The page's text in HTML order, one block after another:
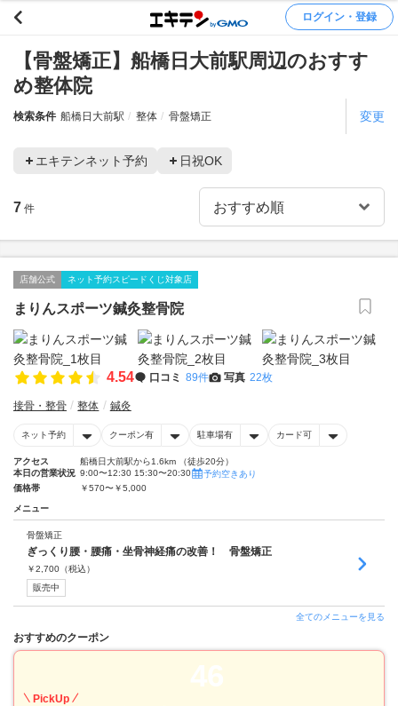
ログイン・登録
【骨盤矯正】船橋日大前駅周辺のおすす
め整体院
検索条件 船橋日大前駅 整体 骨盤矯正 変更
エキテンネット予約 日祝OK
7 件
店舗公式 ネット予約スピードくじ対象店
まりんスポーツ鍼灸整骨院
4.54 口コミ 89件 写真 22枚
接骨・整骨 整体 鍼灸
ネット予約 クーポン有 駐車場有 カード可
アクセス
船橋日大前駅から1.6km （徒歩20分）
本日の営業状況 9:00〜12:30 15:30〜20:30
予約空きあり
価格帯
￥570〜￥5,000
メニュー
骨盤矯正
ぎっくり腰・腰痛・坐骨神経痛の改善！ 骨盤矯正
￥2,700 （税込）
販売中
全てのメニューを見る
おすすめのクーポン
46
PickUp